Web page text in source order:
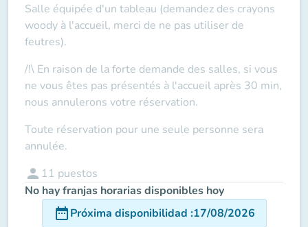
Salle équipée d'un tableau (demandez des crayons
woody à l'accueil, merci de ne pas utiliser de
feutres).
/!\ En raison de la forte demande des salles, si vous
ne vous êtes pas présentés à l'accueil après 30 min,
nous annulerons votre réservation.
Toute réservation pour une seule personne sera
annulée.
person 11 puestos
No hay franjas horarias disponibles hoy
date_rangePróxima disponibilidad :17/08/2026